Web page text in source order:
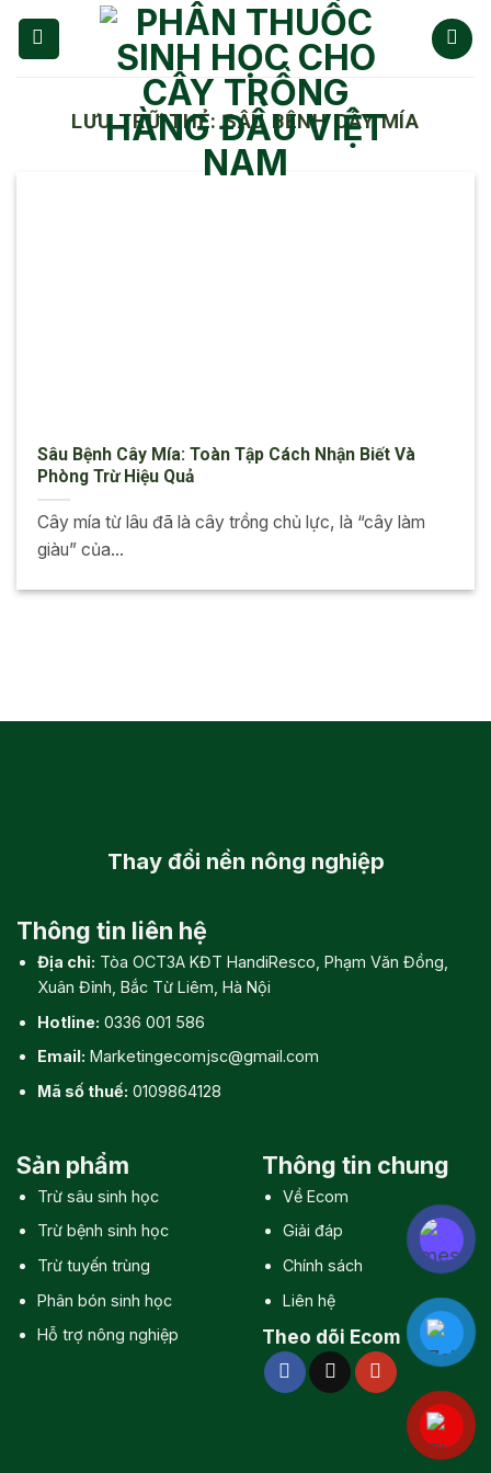
Chuyển
đến
LƯU TRỮ THẺ:SÂU BỆNH CÂY MÍA
Sâu Bệnh Cây Mía: Toàn Tập Cách Nhận Biết Và
Phòng Trừ Hiệu Quả
Cây mía từ lâu đã là cây trồng chủ lực, là “cây làm
giàu” của...
Thay đổi nền nông nghiệp
Thông tin liên hệ
Địa chỉ: Tòa OCT3A KĐT HandiResco, Phạm Văn Đồng,
Xuân Đỉnh, Bắc Từ Liêm, Hà Nội
Hotline: 0336 001 586
Email: Marketingecomjsc@gmail.com
Mã số thuế: 0109864128
Sản phẩm
Trừ sâu sinh học
Trừ bệnh sinh học
Trừ tuyến trùng
Phân bón sinh học
Hỗ trợ nông nghiệp
Thông tin chung
Về Ecom
Giải đáp
Chính sách
Liên hệ
Theo dõi Ecom